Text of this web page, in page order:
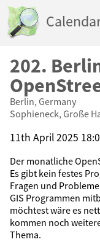
202.
Berlin, Germany
Sophieneck, Große
11th April 2025
Der monatliche
Es gibt kein festes
Fragen und
GIS Programmen
möchtest wäre es
kommen noch
Thema.